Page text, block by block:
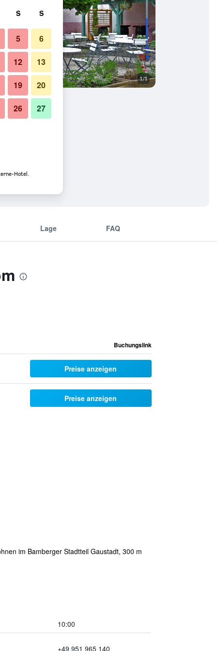
1/1
Lage FAQ
Buchungslink
Preise anzeigen
Preise anzeigen
im Bamberger Stadtteil Gaustadt, 300 m
10:00
+49 951 965 140
S S
5 6
12 13
19 20
26 27
Hotel.